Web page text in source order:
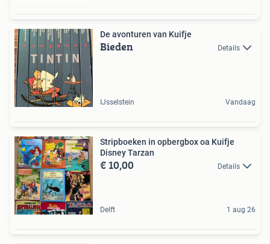
De avonturen van Kuifje
Bieden Details
IJsselstein Vandaag
Stripboeken in opbergbox oa Kuifje
Disney Tarzan
€ 10,00 Details
Delft 1 aug 26